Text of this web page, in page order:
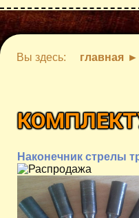
Вы здесь: главная
Наконечник стрелы